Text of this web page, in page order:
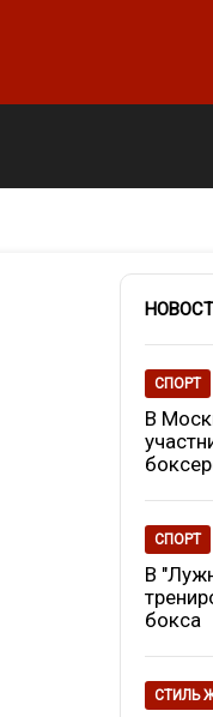
СПОРТ
В
СПОРТ
В
бокса
СТИЛЬ